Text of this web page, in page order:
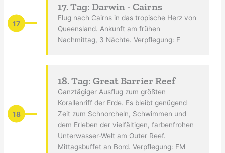
17
17. Tag: Darwin - Cairns
Flug nach Cairns in das tropische Herz von
Queensland. Ankunft am frühen
Nachmittag, 3 Nächte. Verpflegung: F
18
18. Tag: Great Barrier Reef
Ganztägiger Ausflug zum größten
Korallenriff der Erde. Es bleibt genügend
Zeit zum Schnorcheln, Schwimmen und
dem Erleben der vielfältigen, farbenfrohen
Unterwasser-Welt am Outer Reef.
Mittagsbuffet an Bord. Verpflegung: FM